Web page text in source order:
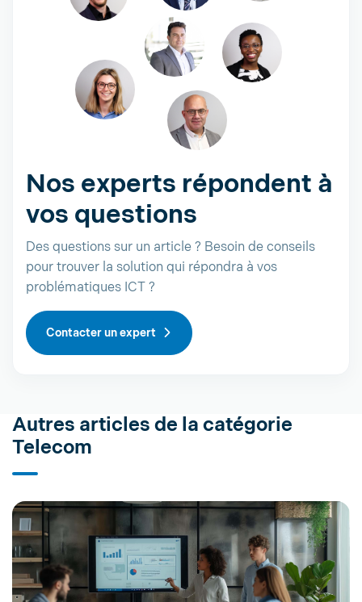
Nos experts répondent à
vos questions
Des questions sur un article ? Besoin de conseils
pour trouver la solution qui répondra à vos
problématiques ICT ?
Contacter un expert
Autres articles de la catégorie
Telecom